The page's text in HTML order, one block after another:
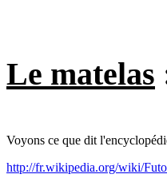
Le matelas
Voyons ce que dit
http://fr.wikipedia.org/wiki/